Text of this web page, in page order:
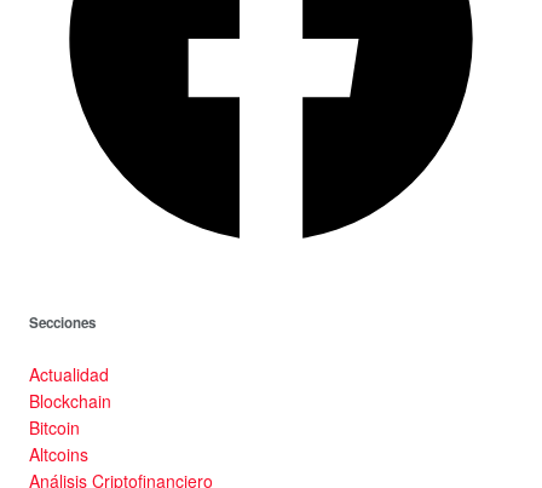
Secciones
Actualidad
Blockchain
Bitcoin
Altcoins
Análisis Criptofinanciero